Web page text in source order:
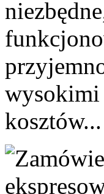
wysokimi
kosztów...